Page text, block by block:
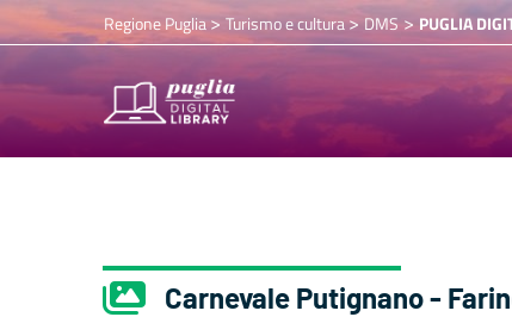
Regione Puglia> Turismo e cultura>DMS > PUGLIA
Carnevale Putignano -